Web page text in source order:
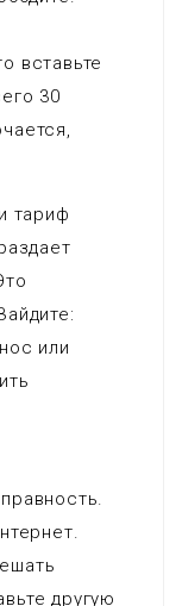
вставьте
30
тариф
или
другую